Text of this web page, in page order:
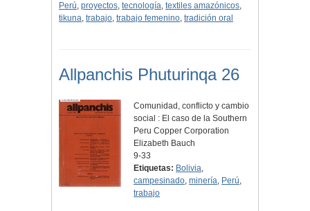
Perú, proyectos, tecnología, textiles amazónicos,
tikuna, trabajo, trabajo femenino, tradición oral
Allpanchis Phuturinqa 26
Comunidad, conflicto y cambio
social : El caso de la Southern
Peru Copper Corporation
Elizabeth Bauch
9-33
Etiquetas: Bolivia,
campesinado,minería, Perú,
trabajo